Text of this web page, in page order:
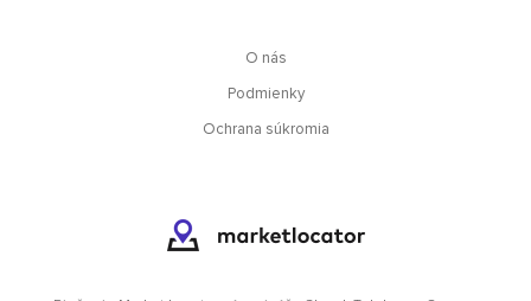
O nás
Podmienky
Ochrana súkromia